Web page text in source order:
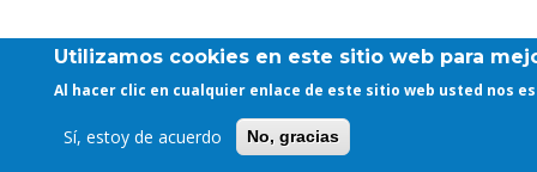
Utilizamos cookies en este sitio web para
Al hacer clic en cualquier enlace de este sitio web usted nos
Sí, estoy de acuerdo No, gracias